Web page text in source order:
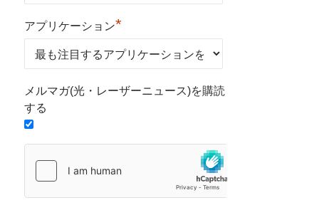
アプリケーション*
メルマガ(光・レーザーニュース)を購読
する